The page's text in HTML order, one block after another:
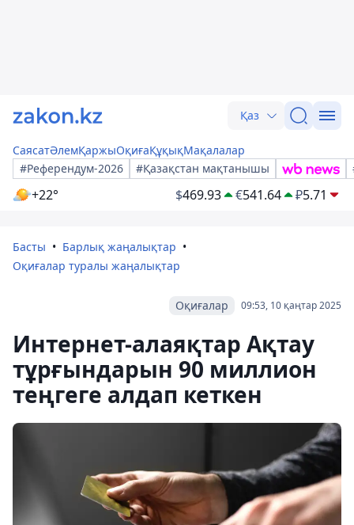
Қаз
СаясатӘлемҚаржыОқиғаҚұқықМақалалар
#Референдум-2026
#Қазақстан мақтанышы
+22° $469.93 €541.64 ₽5.71
Басты
Барлық жаңалықтар
Оқиғалар туралы жаңалықтар
09:53, 10 қаңтар 2025
Оқиғалар
Интернет-алаяқтар Ақтау
тұрғындарын 90 миллион
теңгеге алдап кеткен